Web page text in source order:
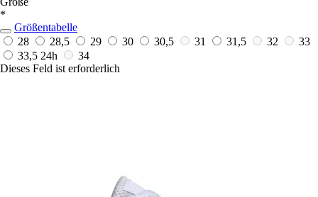
*
Größentabelle
28
28,5 29 30 30,5 31 31,5 32
33
33,5 24h
34
Dieses Feld ist erforderlich